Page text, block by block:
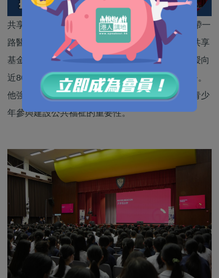
共享基金會今日（13日）在聖保祿學校舉行「一帶一
路醫療人道援助教育講座」，全國政協副主席兼共享
基金會主席梁振英、共享基金會總幹事陳英凝教授向
近800名同學發言，鼓勵她們更積極參與國際事務。
他強調香港在中國國際交流中的重要角色，以及青少
年參與建設公共福祉的重要性。